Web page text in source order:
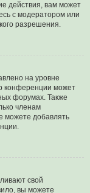
действия, вам может
с модератором или
разрешения.
на уровне
конференции может
форумах. Также
членам
можете добавлять
свой
вы можете